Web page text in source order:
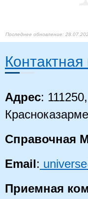
Адрес:
Справочная
Email:
Приемная